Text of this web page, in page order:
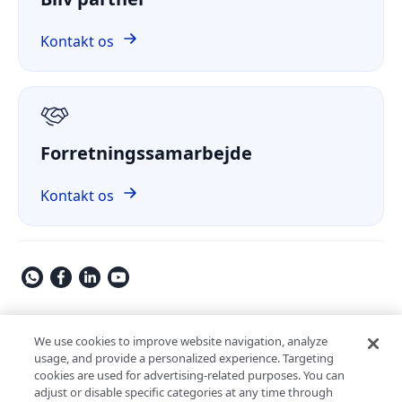
Finans
ComPDF på GitHub
Kontakt os
Forretningssamarbejde
Kontakt os
Privatlivspolitik Servicevilkår
Sikkerhedspolitik
Cookie-indstillinger
Drevet af ComPDF
Reserved.
We use cookies to improve website navigation, analyze
usage, and provide a personalized experience. Targeting
cookies are used for advertising-related purposes. You can
adjust or disable specific categories at any time through